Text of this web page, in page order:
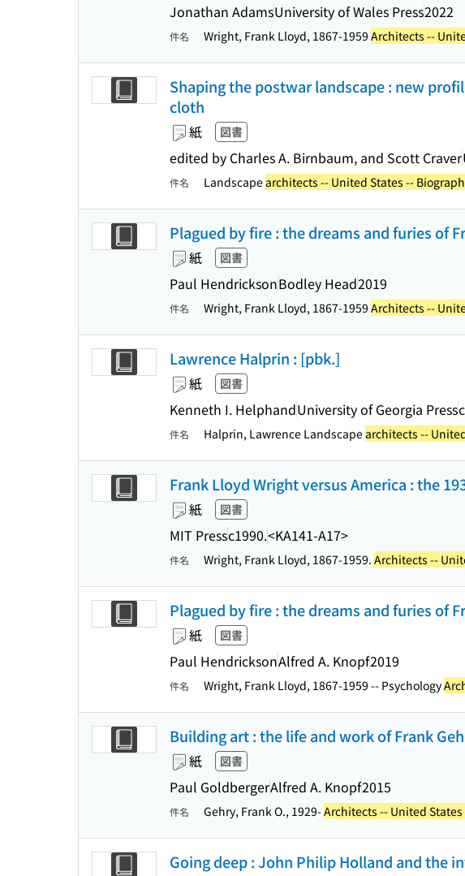
Jonathan AdamsUniversity of Wales Press2022
件名 Wright, Frank Lloyd, 1867-1959 Architects --
Shaping the postwar landscape : new
cloth
紙 図書
edited by Charles A. Birnbaum, and Scott Craver
件名 Landscapearchitects -- United States --
Plagued by fire : the dreams and furies of
紙 図書
Paul HendricksonBodley Head2019
件名 Wright, Frank Lloyd, 1867-1959 Architects --
Lawrence Halprin : [pbk.]
紙 図書
Kenneth I. HelphandUniversity of Georgia Press
件名 Halprin, Lawrence Landscapearchitects --
Frank Lloyd Wright versus America : the
紙 図書
MIT Pressc1990.<KA141-A17>
件名 Wright, Frank Lloyd, 1867-1959. Architects --
Plagued by fire : the dreams and furies of
紙 図書
Paul HendricksonAlfred A. Knopf2019
件名 Wright, Frank Lloyd, 1867-1959 -- Psychology
Building art : the life and work of Frank
紙 図書
Paul GoldbergerAlfred A. Knopf2015
件名 Gehry, Frank O., 1929-Architects -- United
Going deep : John Philip Holland and the